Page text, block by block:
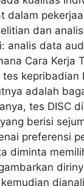
dalam
dan
analis data
Cara Kerja
kepribadian
adalah
tes DISC
berisi
preferensi
diminta